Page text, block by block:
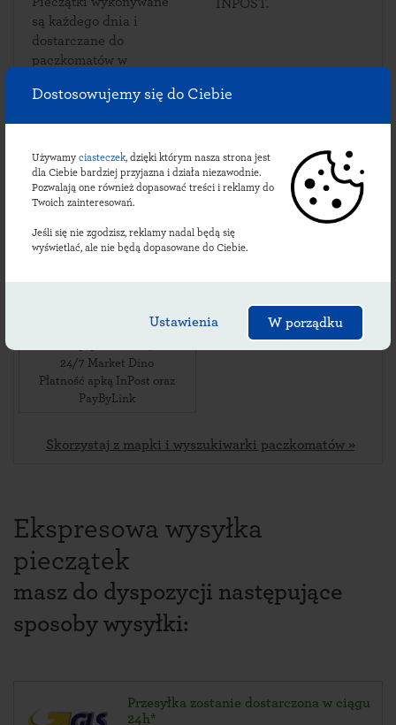
Dostosowujemy się do Ciebie
Używamy ciasteczek, dzięki którym nasza strona jest
dla Ciebie bardziej przyjazna i działa niezawodnie.
Pozwalają one również dopasować treści i reklamy do
Twoich zainteresowań.
Jeśli się nie zgodzisz, reklamy nadal będą się
wyświetlać, ale nie będą dopasowane do Ciebie.
Ustawienia W porządku
są każdego dnia i
dostarczane do
paczkomatów w
INPOST.
Sprawdź lokalizacje
bukowieckich
paczkomatów:
,
24/7 Market Dino
Płatność apką InPost oraz
PayByLink
Skorzystaj z mapki i wyszukiwarki paczkomatów »
Ekspresowa wysyłka
pieczątek
masz do dyspozycji następujące
sposoby wysyłki:
Przesyłka zostanie dostarczona w ciągu
24h*